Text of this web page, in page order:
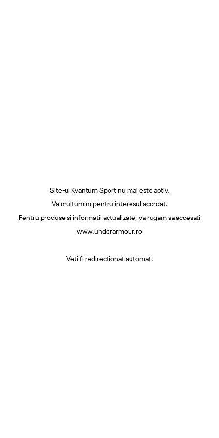
Site-ul Kvantum Sport nu mai este activ.
Va multumim pentru interesul acordat.
Pentru produse si informatii actualizate, va rugam sa accesati
www.underarmour.ro
Veti fi redirectionat automat.